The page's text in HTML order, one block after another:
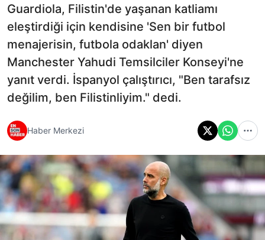
Guardiola, Filistin'de yaşanan katliamı
eleştirdiği için kendisine 'Sen bir futbol
menajerisin, futbola odaklan' diyen
Manchester Yahudi Temsilciler Konseyi'ne
yanıt verdi. İspanyol çalıştırıcı, "Ben tarafsız
değilim, ben Filistinliyim." dedi.
Haber Merkezi